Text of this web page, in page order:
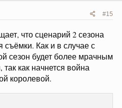
#15
что сценарий 2 сезона
съёмки. Как и в случае с
сезон будет более мрачным
как начнется война
королевой.